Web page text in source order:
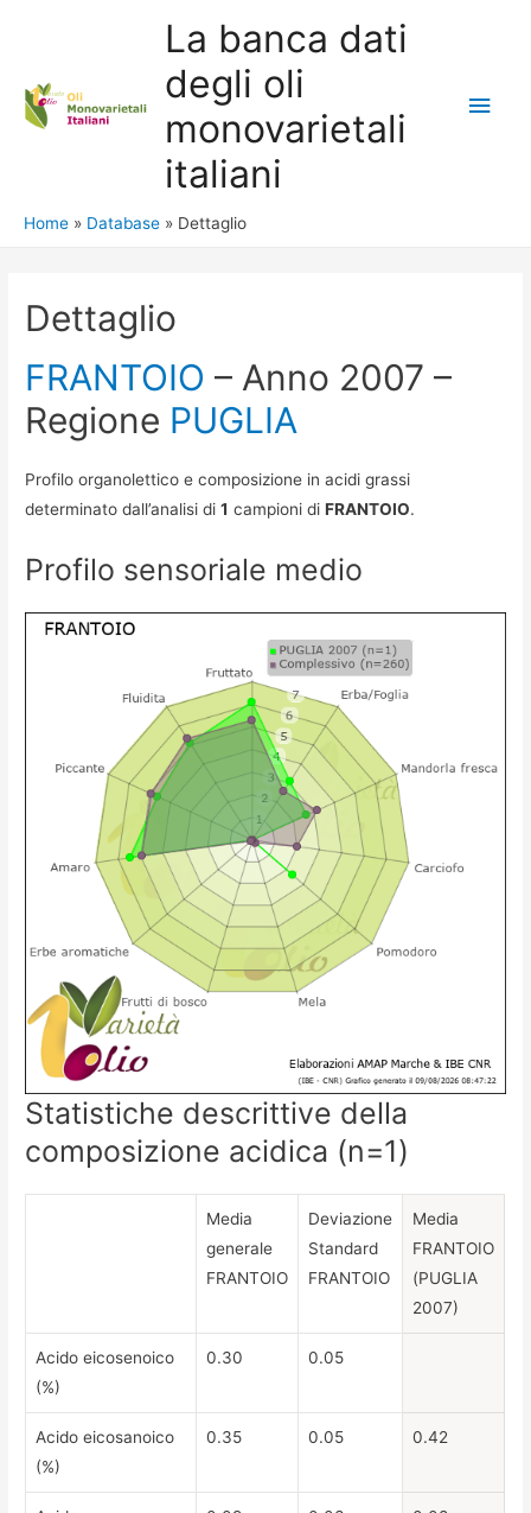
La banca dati
degli oli
monovarietali
italiani
Main
Home Database Dettaglio
Dettaglio
FRANTOIO – Anno 2007 –
Regione PUGLIA
Profilo organolettico e composizione in acidi grassi
determinato dall’analisi di1 campioni diFRANTOIO.
Profilo sensoriale medio
Statistiche descrittive della
composizione acidica (n=1)
Media
generale
FRANTOIO
Deviazione
Standard
FRANTOIO
Media
FRANTOIO
(PUGLIA
2007)
Acido eicosenoico
(%)
0.30 0.05
Acido eicosanoico
(%)
0.35 0.05 0.42